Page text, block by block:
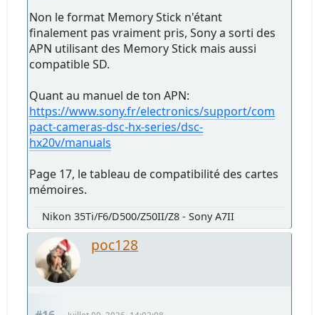
Non le format Memory Stick n'étant
finalement pas vraiment pris, Sony a sorti des
APN utilisant des Memory Stick mais aussi
compatible SD.
Quant au manuel de ton APN:
https://www.sony.fr/electronics/support/com
pact-cameras-dsc-hx-series/dsc-
hx20v/manuals
Page 17, le tableau de compatibilité des cartes
mémoires.
Nikon 35Ti/F6/D500/Z50II/Z8 - Sony A7II
poc128